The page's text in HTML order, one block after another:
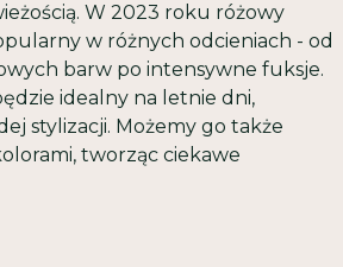
W 2023 roku różowy
w różnych odcieniach - od
barw po intensywne fuksje.
idealny na letnie dni,
stylizacji. Możemy go także
tworząc ciekawe